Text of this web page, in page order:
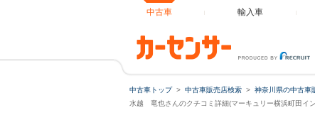
中古車 輸入車
中古車トップ 中古車販売店検索 神奈川県の中古車
水越 竜也さんのクチコミ詳細(マーキュリー横浜町田イ